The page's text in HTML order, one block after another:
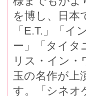
を博し、日本
「E.T.」「
ー」「タイタ
リス・イン
玉の名作が上
す。「シネオ